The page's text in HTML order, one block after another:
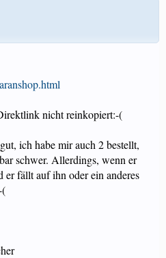
nicht reinkopiert:-(
ich habe mir auch 2 bestellt,
schwer. Allerdings, wenn er
er fällt auf ihn oder ein anderes